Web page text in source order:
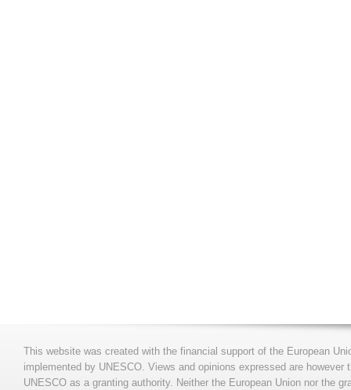
This website was created with the financial support of the European
implemented by UNESCO. Views and opinions expressed are
UNESCO as a granting authority. Neither the European Union nor the